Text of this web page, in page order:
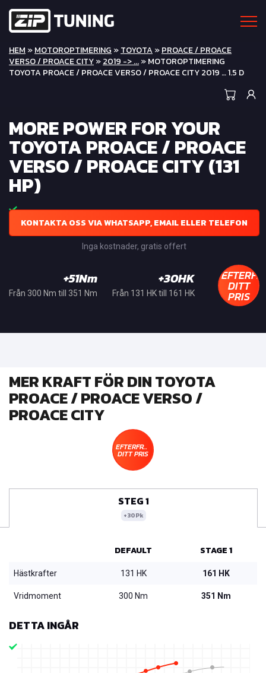
HEM »MOTOROPTIMERING »TOYOTA »PROACE / PROACE
VERSO / PROACE CITY»2019 -> ...» MOTOROPTIMERING
TOYOTA PROACE / PROACE VERSO / PROACE CITY 2019 … 1.5 D
MORE POWER FOR YOUR
TOYOTA PROACE / PROACE
VERSO / PROACE CITY (131
HP)
KONTAKTA OSS VIA WHATSAPP, EMAIL ELLER TELEFON
Inga kostnader, gratis offert
+51Nm
Från 300 Nm till 351 Nm
+30HK
Från 131 HK till 161 HK DITT
PRIS
MER KRAFT FÖR DIN TOYOTA
PROACE / PROACE VERSO /
PROACE CITY
EFTERFRÅGA
DITT PRIS
STEG 1
+30Pk
DEFAULT STAGE 1
Hästkrafter 131 HK 161 HK
Vridmoment 300 Nm 351 Nm
DETTA INGÅR